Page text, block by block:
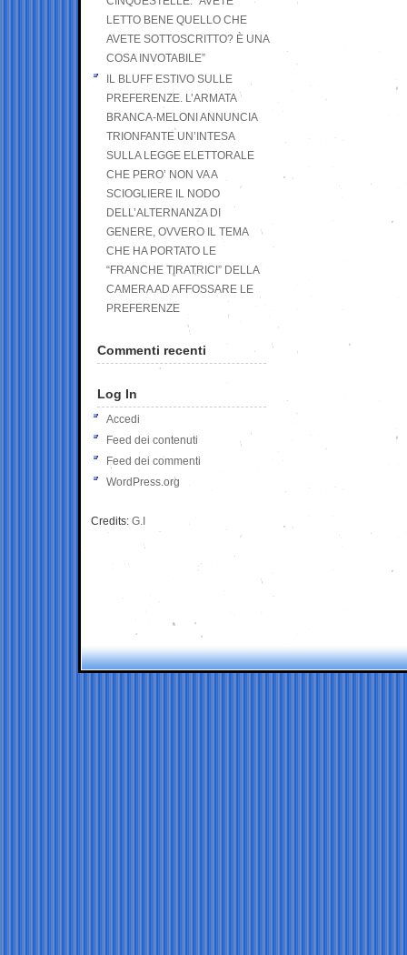
LETTO BENE QUELLO CHE
AVETE SOTTOSCRITTO? È UNA
COSA INVOTABILE”
IL BLUFF ESTIVO SULLE
PREFERENZE. L’ARMATA
BRANCA-MELONI ANNUNCIA
TRIONFANTE UN’INTESA
SULLA LEGGE ELETTORALE
CHE PERO’ NON VA A
SCIOGLIERE IL NODO
DELL’ALTERNANZA DI
GENERE, OVVERO IL TEMA
CHE HA PORTATO LE
“FRANCHE TIRATRICI” DELLA
CAMERA AD AFFOSSARE LE
PREFERENZE
Commenti recenti
Log In
Accedi
Feed dei contenuti
Feed dei commenti
WordPress.org
Credits: G.I